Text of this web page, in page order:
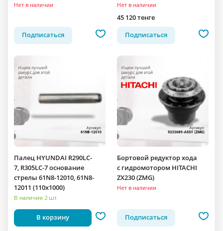
Нет в наличии
Подписаться
Нет в наличии
45 120 тенге
Подписаться
Палец HYUNDAI R290LC-
7, R305LC-7 основание
стрелы 61N8-12010, 61N8-
12011 (110x1000)
В наличии 2 шт.
В корзину
Бортовой редуктор хода
c гидромотором HITACHI
ZX230 (ZMG)
Нет в наличии
Подписаться